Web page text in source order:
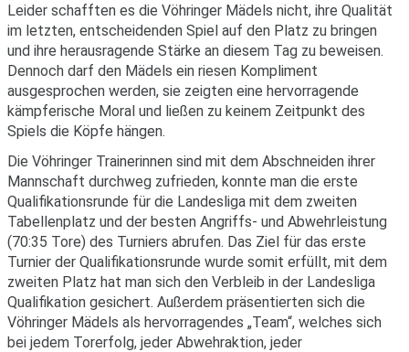
Leider schafften es die Vöhringer Mädels nicht, ihre Qualität
im letzten, entscheidenden Spiel auf den Platz zu bringen
und ihre herausragende Stärke an diesem Tag zu beweisen.
Dennoch darf den Mädels ein riesen Kompliment
ausgesprochen werden, sie zeigten eine hervorragende
kämpferische Moral und ließen zu keinem Zeitpunkt des
Spiels die Köpfe hängen.
Die Vöhringer Trainerinnen sind mit dem Abschneiden ihrer
Mannschaft durchweg zufrieden, konnte man die erste
Qualifikationsrunde für die Landesliga mit dem zweiten
Tabellenplatz und der besten Angriffs- und Abwehrleistung
(70:35 Tore) des Turniers abrufen. Das Ziel für das erste
Turnier der Qualifikationsrunde wurde somit erfüllt, mit dem
zweiten Platz hat man sich den Verbleib in der Landesliga
Qualifikation gesichert. Außerdem präsentierten sich die
Vöhringer Mädels als hervorragendes „Team“, welches sich
bei jedem Torerfolg, jeder Abwehraktion, jeder